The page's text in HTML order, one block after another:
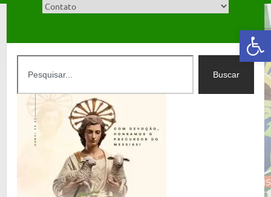
Abrir a barra de ferramentas
Buscar